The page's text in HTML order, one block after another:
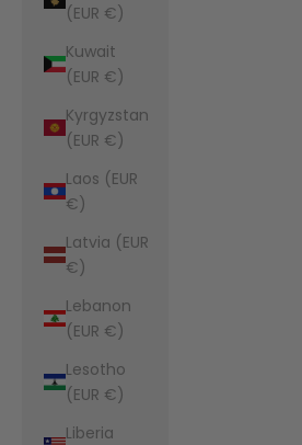
(EUR €)
Kuwait
(EUR €)
Kyrgyzstan
(EUR €)
Laos (EUR
€)
Latvia (EUR
€)
Lebanon
(EUR €)
Lesotho
(EUR €)
Liberia